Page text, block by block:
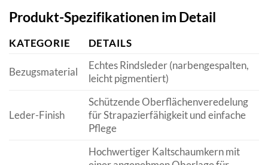
Produkt-Spezifikationen im Detail
KATEGORIE DETAILS
Bezugsmaterial
Echtes Rindsleder (narbengespalten,
leicht pigmentiert)
Leder-Finish
Schützende Oberflächenveredelung
für Strapazierfähigkeit und einfache
Pflege
Hochwertiger Kaltschaumkern mit